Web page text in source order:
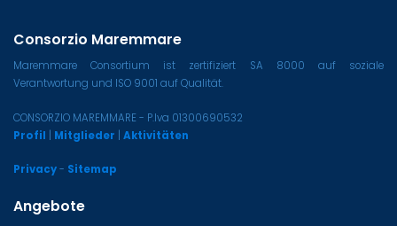
Consorzio Maremmare
Maremmare Consortium ist zertifiziert SA 8000 auf soziale
Verantwortung und ISO 9001 auf Qualität.
CONSORZIO MAREMMARE - P.Iva 01300690532
Profil | Mitglieder | Aktivitäten
Privacy- Sitemap
Angebote